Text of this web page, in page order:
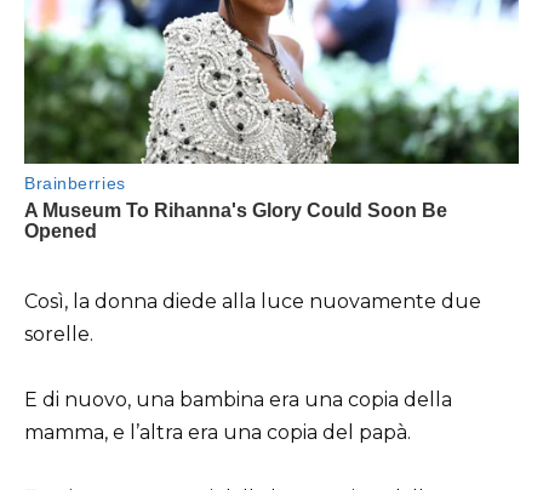
Così, la donna diede alla luce nuovamente due
sorelle.
E di nuovo, una bambina era una copia della
mamma, e l’altra era una copia del papà.